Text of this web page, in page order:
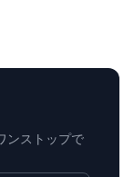
ンストップで